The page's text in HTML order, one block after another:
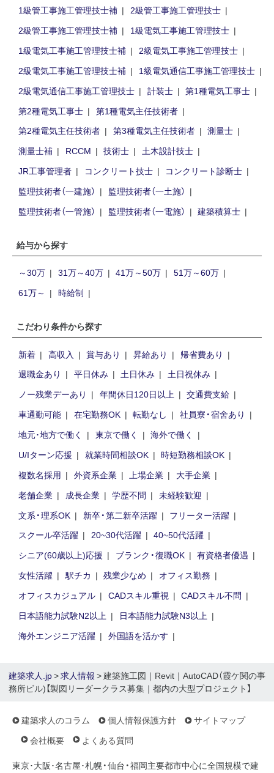
1級管工事施工管理技士補
2級管工事施工管理技士
2級管工事施工管理技士補
1級電気工事施工管理技士
1級電気工事施工管理技士補
2級電気工事施工管理技士
2級電気工事施工管理技士補
1級電気通信工事施工管理技士
2級電気通信工事施工管理技士
計装士
第1種電気工事士
第2種電気工事士
第1種電気主任技術者
第2種電気主任技術者
第3種電気主任技術者
測量士
測量士補
RCCM 技術士
土木設計技士
JR工事管理者
コンクリート技士
コンクリート診断士
監理技術者（一建施）
監理技術者（一土施）
監理技術者（一管施）
監理技術者（一電施） 建築積算士
給与から探す
～30万 31万～40万 41万～50万
51万～60万
61万～
時給制
こだわり条件から探す
新着 高収入 賞与あり 昇給あり
帰省費あり
退職金あり
平日休み 土日休み
土日祝休み
ノー残業デーあり
年間休日120日以上
交通費支給
車通勤可能
在宅勤務OK 転勤なし
社員寮・宿舍あり
地元･地方で働く
東京で働く
海外で働く
U/Iターン応援
就業時間相談OK
時短勤務相談OK
複数名採用
外資系企業 上場企業
大手企業
老舗企業
成長企業 学歴不問
未経験歓迎
文系・理系OK
新卒・第二新卒活躍
フリーター活躍
スクール卒活躍
20~30代活躍
40~50代活躍
シニア(60歳以上)応援
ブランク・復職OK
有資格者優遇
女性活躍
駅チカ 残業少なめ
オフィス勤務
オフィスカジュアル
CADスキル重視
CADスキル不問
日本語能力試験N2以上
日本語能力試験N3以上
海外エンジニア活躍
外国語を活かす
建築求人.jp>求人情報 > 建築施工図｜Revit｜AutoCAD（霞ケ関の事
務所ビル)【製図リーダークラス募集｜都内の大型プロジェクト】
建築求人のコラム 個人情報保護方針
サイトマップ
会社概要
よくある質問
東京･大阪･名古屋･札幌・仙台・福岡主要都市中心に全国規模で建